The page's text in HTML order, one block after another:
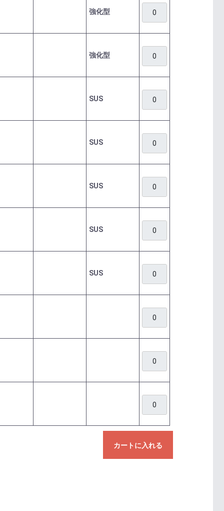
強化型
強化型
SUS
SUS
SUS
SUS
SUS
カートに入れる